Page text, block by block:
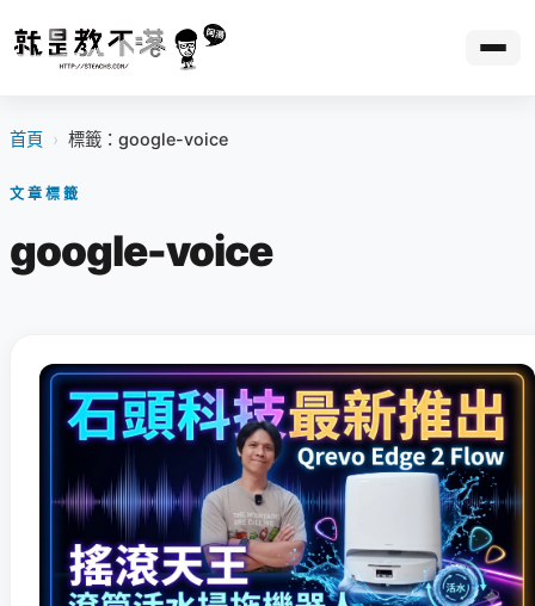
首頁 › 標籤：google-voice
文章標籤
google-voice